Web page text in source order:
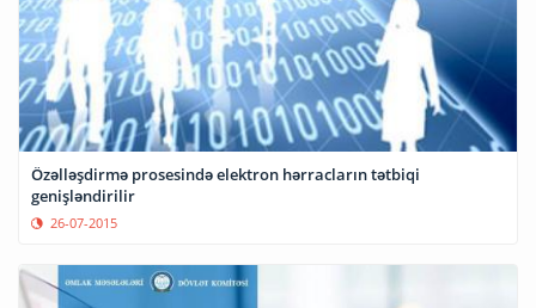
Özəlləşdirmə prosesində elektron hərracların tətbiqi
genişləndirilir
26-07-2015